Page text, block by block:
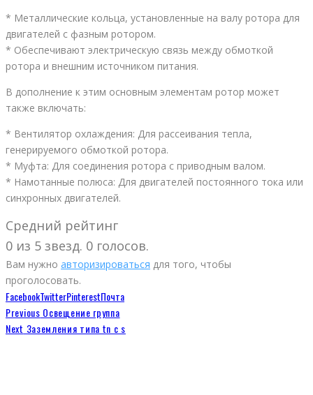
* Металлические кольца, установленные на валу ротора для
двигателей с фазным ротором.
* Обеспечивают электрическую связь между обмоткой
ротора и внешним источником питания.
В дополнение к этим основным элементам ротор может
также включать:
* Вентилятор охлаждения: Для рассеивания тепла,
генерируемого обмоткой ротора.
* Муфта: Для соединения ротора с приводным валом.
* Намотанные полюса: Для двигателей постоянного тока или
синхронных двигателей.
Средний рейтинг
0 из 5 звезд. 0 голосов.
Вам нужно авторизироваться для того, чтобы
проголосовать.
FacebookTwitterPinterestПочта
Previous Освещение группа
Next Заземления типа tn c s